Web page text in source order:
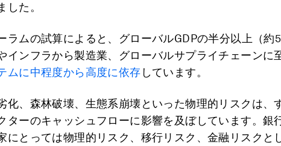
した。
ラムの試算によると、グローバルGDPの半分以上（約
インフラから製造業、グローバルサプライチェーンに
ムに中程度から高度に依存 しています。
化、森林破壊、生態系崩壊といった物理的リスクは、
ターのキャッシュフローに影響を及ぼしています。銀
にとっては物理的リスク、移行リスク、金融リスクと